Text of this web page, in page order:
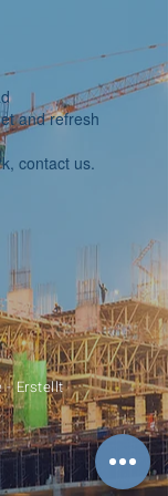
and refresh
contact us.
-Erstellt